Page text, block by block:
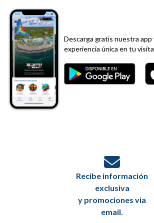
Descarga gratis nuestra
experiencia única en tu visita
Recibe información
exclusiva
y promociones via
email.